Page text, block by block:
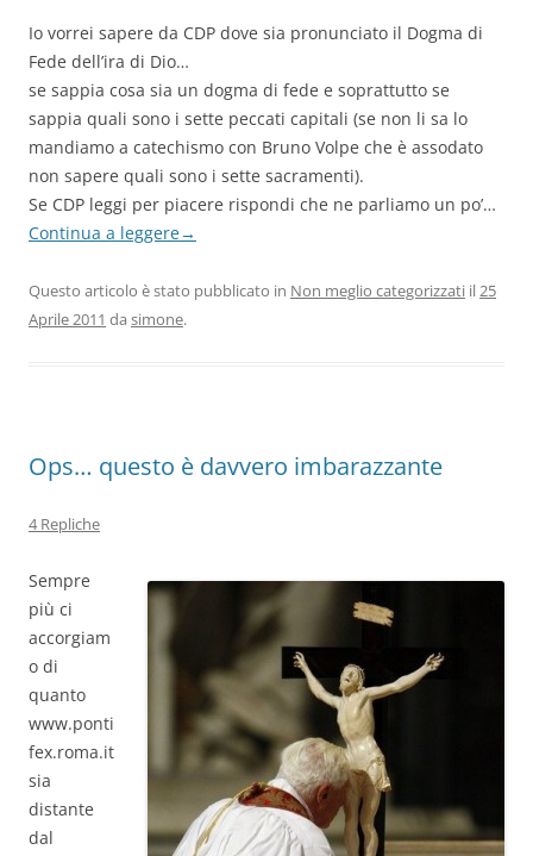
Io vorrei sapere da CDP dove sia pronunciato il Dogma di
Fede dell’ira di Dio…
se sappia cosa sia un dogma di fede e soprattutto se
sappia quali sono i sette peccati capitali (se non li sa lo
mandiamo a catechismo con Bruno Volpe che è assodato
non sapere quali sono i sette sacramenti).
Se CDP leggi per piacere rispondi che ne parliamo un po’…
Continua a leggere→
Questo articolo è stato pubblicato in Non meglio categorizzati il25
Aprile 2011 da simone.
Ops… questo è davvero imbarazzante
4 Repliche
Sempre
più ci
accorgiam
o di
quanto
www.ponti
fex.roma.it
sia
distante
dal